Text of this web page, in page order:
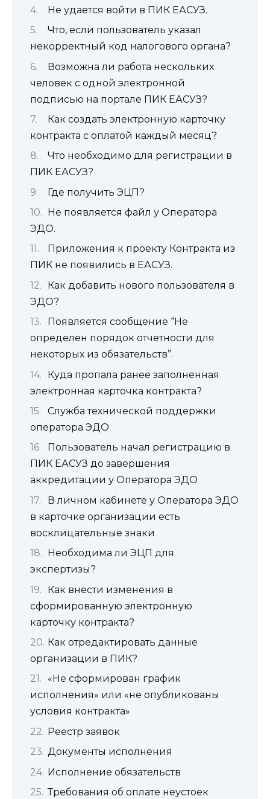
Не удается войти в ПИК ЕАСУЗ.
Что, если пользователь указал
некорректный код налогового органа?
Возможна ли работа нескольких
человек с одной электронной
подписью на портале ПИК ЕАСУЗ?
Как создать электронную карточку
контракта с оплатой каждый месяц?
Что необходимо для регистрации в
ПИК ЕАСУЗ?
Где получить ЭЦП?
Не появляется файл у Оператора
ЭДО.
Приложения к проекту Контракта из
ПИК не появились в ЕАСУЗ.
Как добавить нового пользователя в
ЭДО?
Появляется сообщение “Не
определен порядок отчетности для
некоторых из обязательств”.
Куда пропала ранее заполненная
электронная карточка контракта?
Служба технической поддержки
оператора ЭДО
Пользователь начал регистрацию в
ПИК ЕАСУЗ до завершения
аккредитации у Оператора ЭДО
В личном кабинете у Оператора ЭДО
в карточке организации есть
восклицательные знаки
Необходима ли ЭЦП для
экспертизы?
Как внести изменения в
сформированную электронную
карточку контракта?
Как отредактировать данные
организации в ПИК?
«Не сформирован график
исполнения» или «не опубликованы
условия контракта»
Реестр заявок
Документы исполнения
Исполнение обязательств
Требования об оплате неустоек